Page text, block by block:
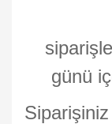
günü